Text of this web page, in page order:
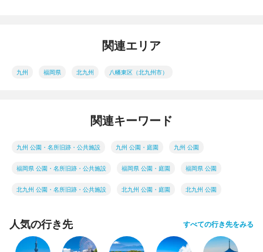
関連エリア
九州 福岡県 北九州 八幡東区（北九州市）
関連キーワード
九州 公園・名所旧跡・公共施設 九州 公園・庭園 九州 公園
福岡県 公園・名所旧跡・公共施設 福岡県 公園・庭園 福岡県 公園
北九州 公園・名所旧跡・公共施設 北九州 公園・庭園 北九州 公園
人気の行き先 すべての行き先をみる